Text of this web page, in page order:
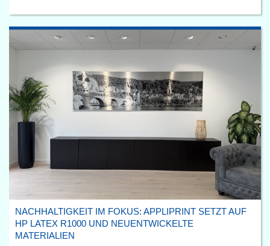
NACHHALTIGKEIT IM FOKUS: APPLIPRINT SETZT AUF
HP LATEX R1000 UND NEUENTWICKELTE
MATERIALIEN